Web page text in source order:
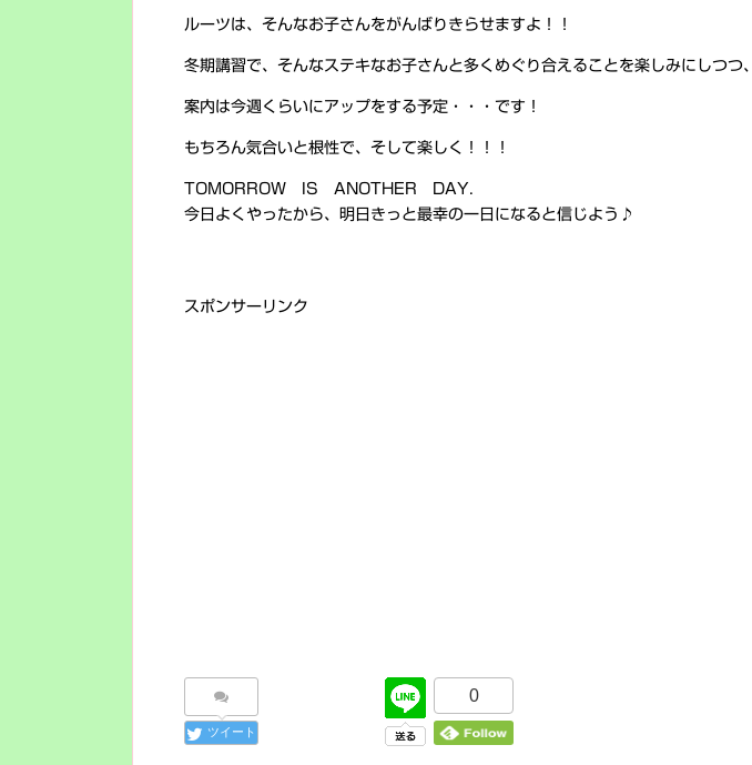
ルーツは、そんなお子さんをがんばりきらせますよ！！
冬期講習で、そんなステキなお子さんと多くめぐり合えることを楽しみにしつつ、
案内は今週くらいにアップをする予定・・・です！
もちろん気合いと根性で、そして楽しく！！！
TOMORROW IS ANOTHER DAY.
今日よくやったから、明日きっと最幸の一日になると信じよう♪
スポンサーリンク
ツイート
0